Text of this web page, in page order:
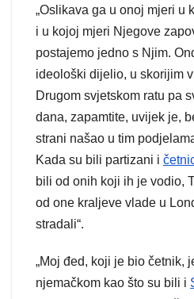
„Oslikava ga u onoj mjeri u
i u kojoj mjeri Njegove
postajemo jedno s Njim.
ideološki dijelio, u skorijim
Drugom svjetskom ratu pa
dana, zapamtite, uvijek je,
strani našao u tim
Kada su bili partizani i
bili od onih koji ih je vodio,
od one kraljeve vlade u
stradali“.
„Moj đed, koji je bio četnik,
njemačkom kao što su bili i